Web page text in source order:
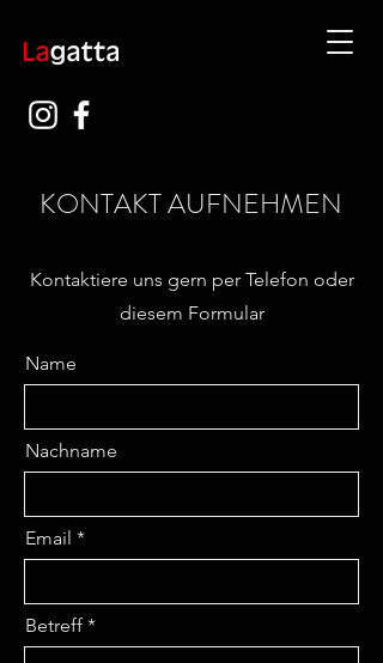
KONTAKT AUFNEHMEN
Kontaktiere uns gern per Telefon oder
diesem Formular
Name
Nachname
Email
Betreff